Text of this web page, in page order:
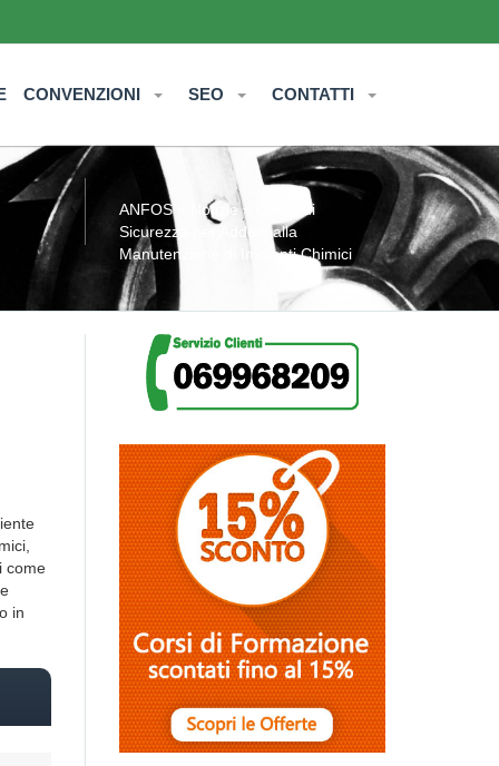
CONVENZIONI SEO CONTATTI
ANFOS» Notizie» Corso di
Sicurezza per Addetti alla
Manutenzione di Impianti Chimici
come
in